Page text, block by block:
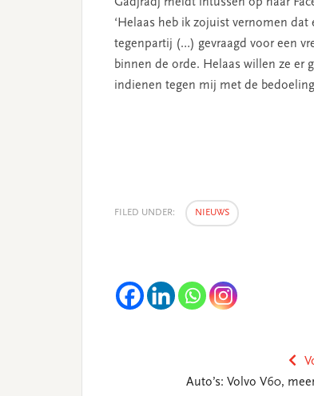
‘Helaas heb ik zojuist vernomen
tegenpartij (…) gevraagd voor een
binnen de orde. Helaas willen ze er
indienen tegen mij met de
FILED UNDER: NIEUWS
Auto’s: Volvo V60,